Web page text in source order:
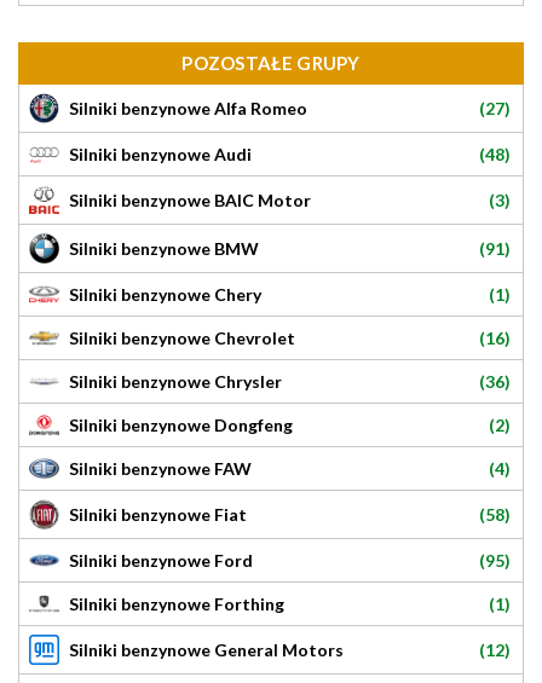
POZOSTAŁE GRUPY
Silniki benzynowe Alfa Romeo (27)
Silniki benzynowe Audi (48)
Silniki benzynowe BAIC Motor (3)
Silniki benzynowe BMW (91)
Silniki benzynowe Chery (1)
Silniki benzynowe Chevrolet (16)
Silniki benzynowe Chrysler (36)
Silniki benzynowe Dongfeng (2)
Silniki benzynowe FAW (4)
Silniki benzynowe Fiat (58)
Silniki benzynowe Ford (95)
Silniki benzynowe Forthing (1)
Silniki benzynowe General Motors (12)